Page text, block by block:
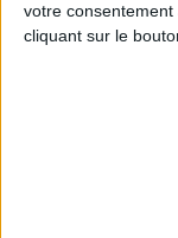
votre
cliquant sur le